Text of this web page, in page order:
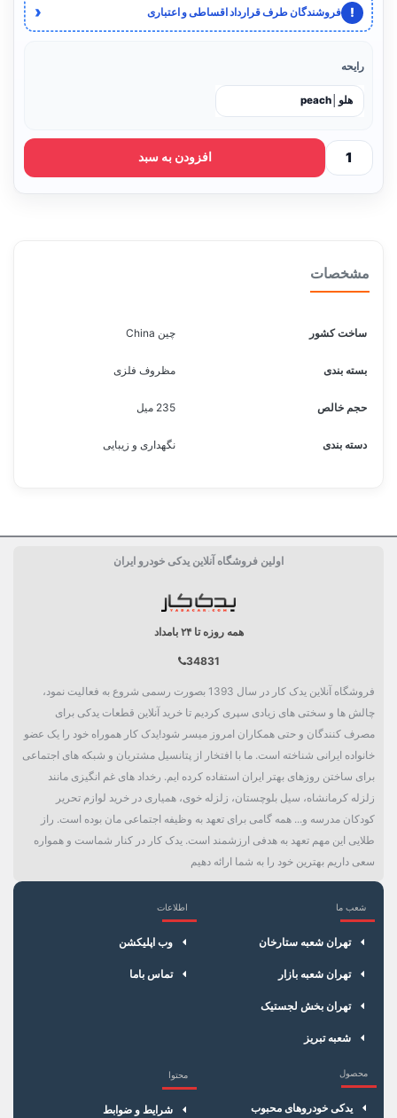
! فروشندگان طرف قرارداد اقساطی و اعتباری ‹
رایحه
افزودن به سبد
مشخصات
ساخت کشور چین China
بسته بندی مظروف فلزی
حجم خالص 235 میل
دسته بندی نگهداری و زیبایی
اولین فروشگاه آنلاین یدکی خودرو ایران
همه روزه تا ۲۴ بامداد
34831
فروشگاه آنلاین یدک کار در سال 1393 بصورت رسمی شروع به فعالیت نمود،
چالش ها و سختی های زیادی سپری کردیم تا خرید آنلاین قطعات یدکی برای
مصرف کنندگان و حتی همکاران امروز میسر شود!یدک کار هموراه خود را یک عضو
خانواده ایرانی شناخته است. ما با افتخار از پتانسیل مشتریان و شبکه های اجتماعی
برای ساختن روزهای بهتر ایران استفاده کرده ایم. رخداد های غم انگیزی مانند
زلزله کرمانشاه، سیل بلوچستان، زلزله خوی، همیاری در خرید لوازم تحریر
کودکان مدرسه و... همه گامی برای تعهد به وظیفه اجتماعی مان بوده است. راز
طلایی این مهم تعهد به هدفی ارزشمند است. یدک کار در کنار شماست و همواره
سعی داریم بهترین خود را به شما ارائه دهیم
شعب ما
تهران شعبه ستارخان
تهران شعبه بازار
تهران بخش لجستیک
شعبه تبریز
اطلاعات
وب اپلیکشن
تماس باما
محصول
یدکی خودروهای محبوب
محتوا
شرایط و ضوابط
×